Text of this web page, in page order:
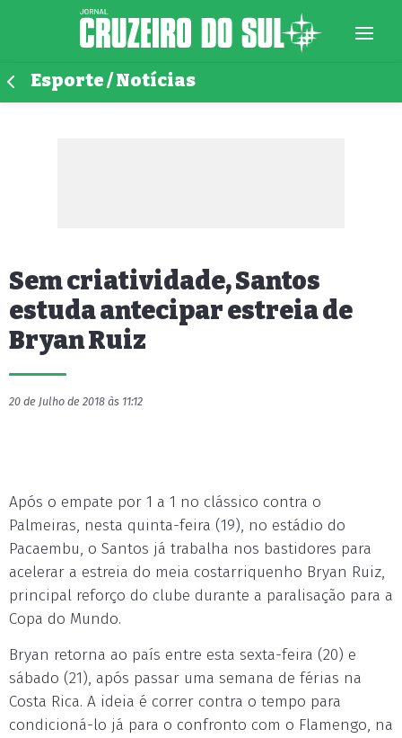
Esporte / Notícias
Sem criatividade, Santos
estuda antecipar estreia de
Bryan Ruiz
20 de Julho de 2018 às 11:12
Após o empate por 1 a 1 no clássico contra o
Palmeiras, nesta quinta-feira (19), no estádio do
Pacaembu, o Santos já trabalha nos bastidores para
acelerar a estreia do meia costarriquenho Bryan Ruiz,
principal reforço do clube durante a paralisação para a
Copa do Mundo.
Bryan retorna ao país entre esta sexta-feira (20) e
sábado (21), após passar uma semana de férias na
Costa Rica. A ideia é correr contra o tempo para
condicioná-lo já para o confronto com o Flamengo, na